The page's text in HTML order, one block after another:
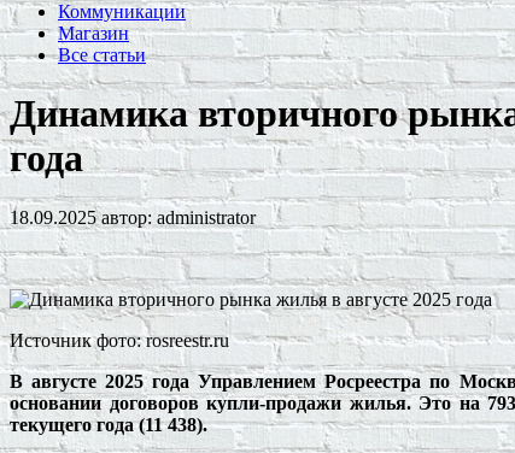
Коммуникации
Магазин
Все статьи
Динамика вторичного
года
18.09.2025автор: administrator
Источник фото: rosreestr.ru
В августе 2025 года Управлением Росреестра по
основании договоров купли-продажи жилья. Это на
текущего года (11 438).